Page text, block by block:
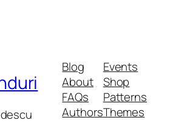
Blog
About
FAQs
Authors
Events
Shop
Patterns
Themes